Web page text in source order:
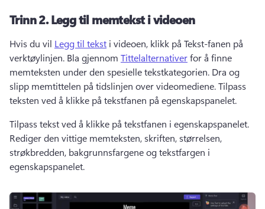
Trinn 2.Legg til memtekst i videoen
Hvis du vil Legg til tekst i videoen, klikk på Tekst-fanen på
verktøylinjen. Bla gjennom Tittelalternativer for å finne
memteksten under den spesielle tekstkategorien. Dra og
slipp memtittelen på tidslinjen over videomediene. Tilpass
teksten ved å klikke på tekstfanen på egenskapspanelet.
Rediger den vittige memteksten, skriften, størrelsen,
strøkbredden, bakgrunnsfargene og tekstfargen i
egenskapspanelet.